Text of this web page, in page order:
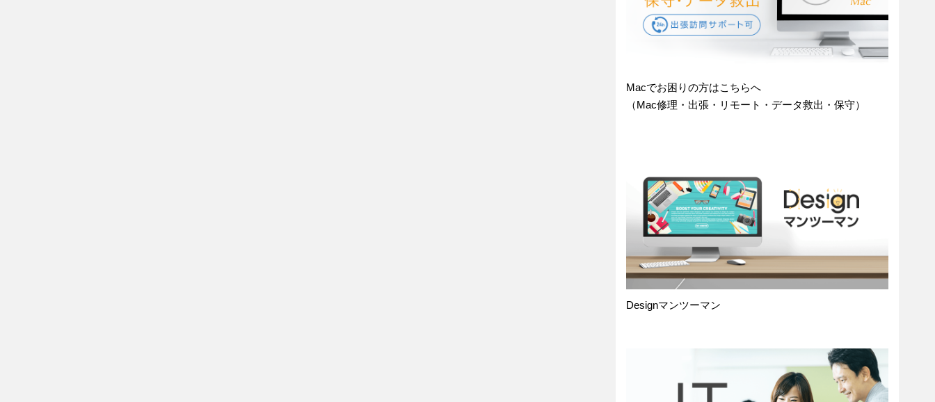
Macでお困りの方はこちらへ
（Mac修理・出張・リモート・データ救出・保守）
Designマンツーマン